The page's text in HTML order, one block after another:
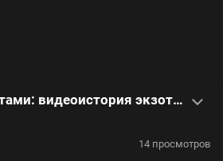
Игуана живет с котами: видеоистория экзотического питомца
14 просмотров